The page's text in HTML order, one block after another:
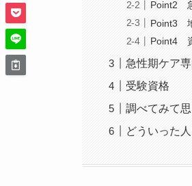
Point2
Point3
Point4
急性期ケア
受験資格
調べてみて
どういった